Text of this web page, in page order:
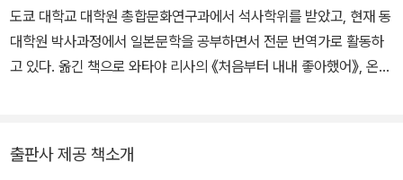
론문예상, 2013년 『몽환화』로 제26회 시바타 렌자부로상, 2014년
『기도의 막이 내릴 때』로 제48회 요시카와 에이지 문학상을 수상했
다. 그 밖의 작품으로는 『백야행』, 『라플라스의 마녀』, 『가면산장 살
일본 최초의 노벨상 수상자 유카와 히데키의 이름을 따온 것으로 알
도쿄 대학교 대학원 총합문화연구과에서 석사학위를 받았고, 현재 동
대학원 박사과정에서 일본문학을 공부하면서 전문 번역가로 활동하
고 있다. 옮긴 책으로 와타야 리사의 《처음부터 내내 좋아했어》, 온다
출판사 제공 책소개